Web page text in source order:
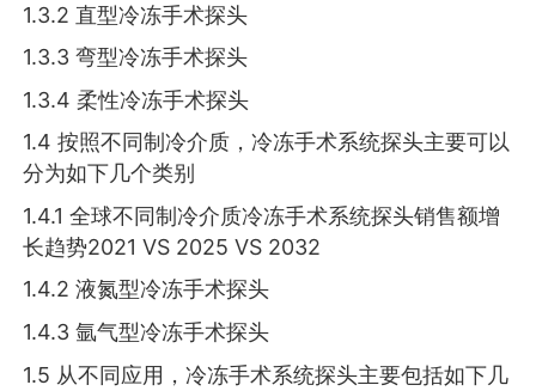
1.3.2 直型冷冻手术探头
1.3.3 弯型冷冻手术探头
1.3.4 柔性冷冻手术探头
1.4 按照不同制冷介质，冷冻手术系统探头主要可以
分为如下几个类别
1.4.1 全球不同制冷介质冷冻手术系统探头销售额增
长趋势2021 VS 2025 VS 2032
1.4.2 液氮型冷冻手术探头
1.4.3 氩气型冷冻手术探头
1.5 从不同应用，冷冻手术系统探头主要包括如下几